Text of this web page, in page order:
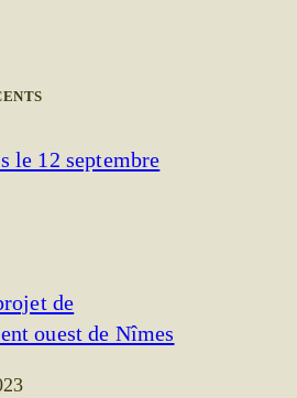
le 12 septembre
de
ouest de Nîmes